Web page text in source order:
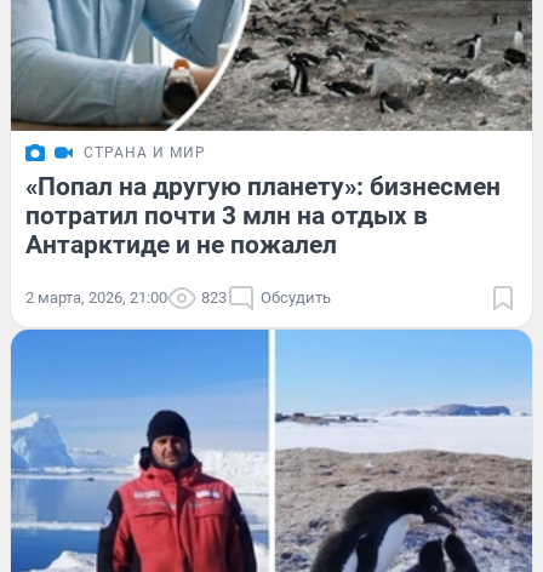
СТРАНА И МИР
«Попал на другую планету»: бизнесмен
потратил почти 3 млн на отдых в
Антарктиде и не пожалел
2 марта, 2026, 21:00 823 Обсудить